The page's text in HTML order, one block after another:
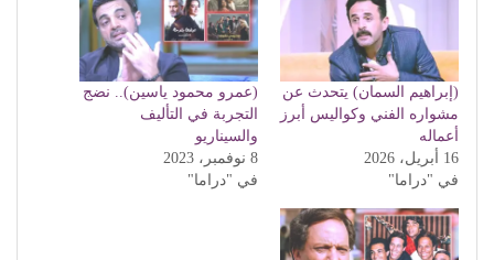
(إبراهيم السمان) يتحدث عن
مشواره الفني وكواليس أبرز
أعماله
16 أبريل، 2026
في "دراما"
(عمرو محمود ياسين).. نضج
التجربة في التأليف
والسيناريو
8 نوفمبر، 2023
في "دراما"